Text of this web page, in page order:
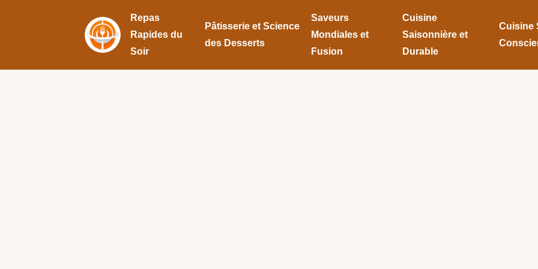
Repas
Rapides du
Soir
Pâtisserie et Science
des Desserts
Saveurs
Mondiales et
Fusion
Cuisine
Saisonnière et
Durable
Cuisine